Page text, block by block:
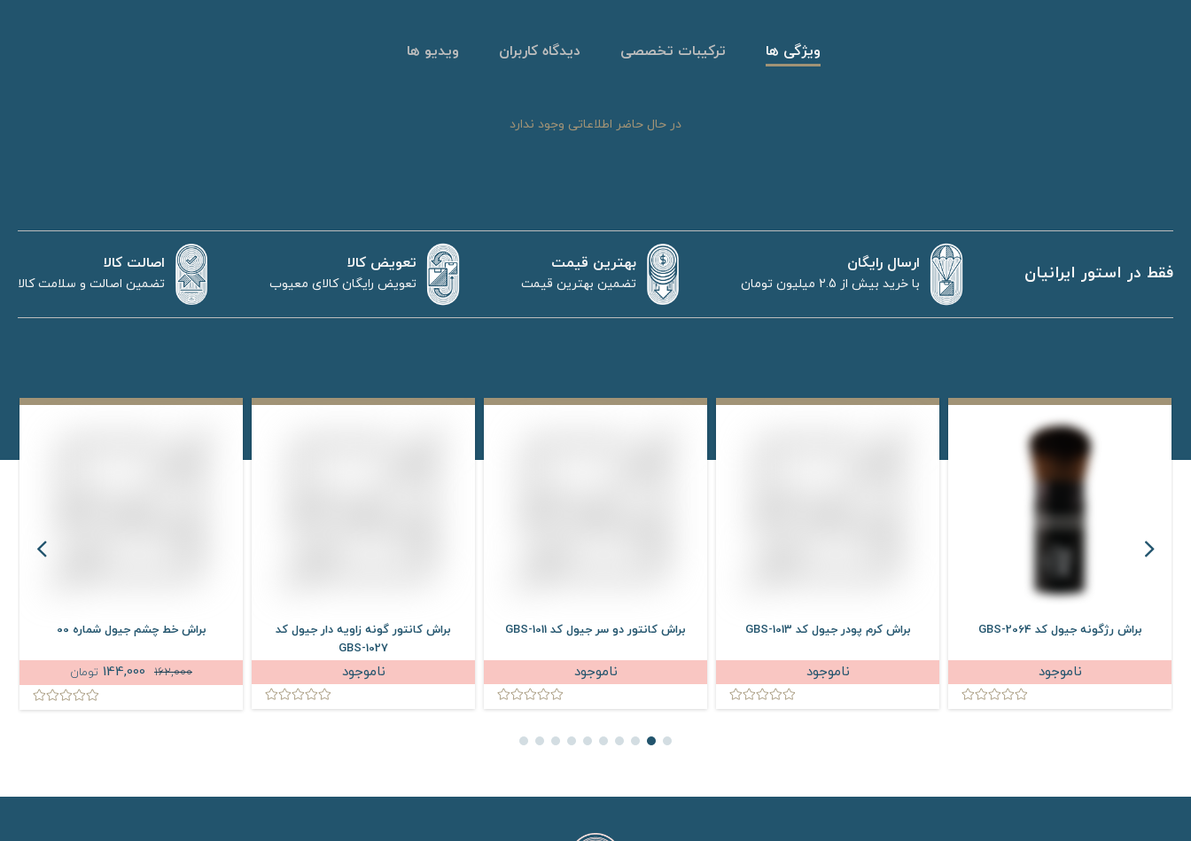
ویژگی ها ترکیبات تخصصی دیدگاه کاربران ویدیو ها
در حال حاضر اطلاعاتی وجود ندارد
فقط در استور ایرانیان ارسال رایگان
با خرید بیش از 2.5 میلیون تومان
بهترین قیمت
تضمین بهترین قیمت
تعویض کالا
تعویض رایگان کالای معیوب
اصالت کالا
تضمین اصالت و سلامت کالا
براش رژگونه جیول کد GBS-2064
ناموجود
براش کرم پودر جیول کد GBS-1013
ناموجود
براش کانتور دو سر جیول کد GBS-1011
ناموجود
براش کانتور گونه زاویه دار جیول کد
GBS-1027
ناموجود
براش خط چشم جیول شماره 00
162,000 تومان